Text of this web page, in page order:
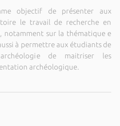
objectif de présenter aux
le travail de recherche en
notamment sur la thématique e
à permettre aux étudiants de
de maitriser les
archéologique.